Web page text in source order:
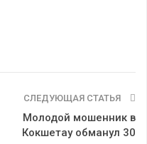
СЛЕДУЮЩАЯ СТАТЬЯ
Молодой мошенник в
Кокшетау обманул 30